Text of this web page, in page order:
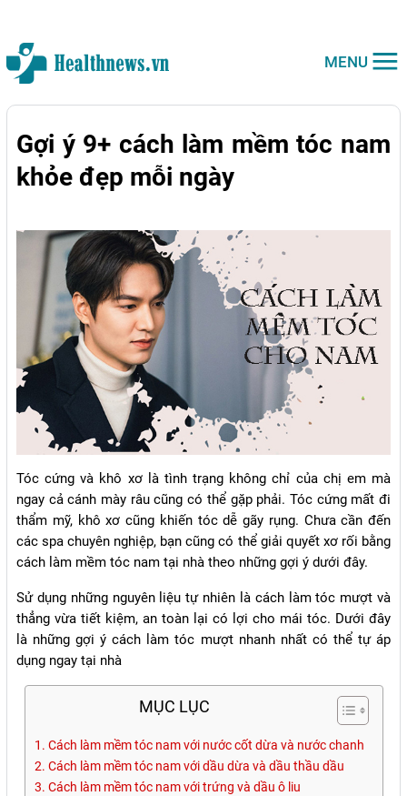
MENU
Gợi ý 9+ cách làm mềm tóc nam
khỏe đẹp mỗi ngày
Tóc cứng và khô xơ là tình trạng không chỉ của chị em mà
ngay cả cánh mày râu cũng có thể gặp phải. Tóc cứng mất đi
thẩm mỹ, khô xơ cũng khiến tóc dễ gãy rụng. Chưa cần đến
các spa chuyên nghiệp, bạn cũng có thể giải quyết xơ rối bằng
cách làm mềm tóc nam tại nhà theo những gợi ý dưới đây.
Sử dụng những nguyên liệu tự nhiên là cách làm tóc mượt và
thẳng vừa tiết kiệm, an toàn lại có lợi cho mái tóc. Dưới đây
là những gợi ý cách làm tóc mượt nhanh nhất có thể tự áp
dụng ngay tại nhà
MỤC LỤC
1. Cách làm mềm tóc nam với nước cốt dừa và nước chanh
2. Cách làm mềm tóc nam với dầu dừa và dầu thầu dầu
3. Cách làm mềm tóc nam với trứng và dầu ô liu